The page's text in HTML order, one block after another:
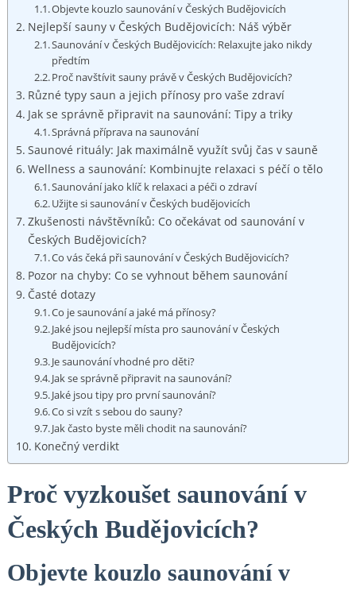
Objevte⁣ kouzlo saunování v Českých Budějovicích
Nejlepší ⁢sauny v Českých Budějovicích: Náš výběr
Saunování v Českých Budějovicích: Relaxujte ​jako nikdy
předtím
Proč navštívit⁢ sauny⁣ právě v Českých Budějovicích?
Různé typy saun a jejich přínosy ⁤pro vaše zdraví
Jak se ‍správně připravit ⁢na saunování: Tipy a triky
Správná příprava na saunování
Saunové rituály: Jak maximálně využít svůj čas v sauně
Wellness a saunování: Kombinujte relaxaci s péčí o tělo
Saunování ‍jako klíč k⁤ relaxaci a péči ‍o zdraví
Užijte ‌si saunování v Českých budějovicích
Zkušenosti návštěvníků: Co očekávat od saunování v ​
Českých Budějovicích?
Co vás čeká při⁣ saunování v ‌Českých Budějovicích?
Pozor na chyby: Co se⁤ vyhnout během saunování
Časté dotazy
Co je saunování⁤ a jaké má přínosy?
Jaké jsou nejlepší místa pro saunování v Českých
Budějovicích?
Je saunování vhodné ‌pro děti?
Jak se ⁢správně připravit na saunování?
Jaké jsou tipy pro první saunování?
Co si vzít s sebou do sauny?
Jak často byste měli chodit na‌ saunování?
Konečný​ verdikt
Proč vyzkoušet saunování v
Českých Budějovicích?
Objevte⁣ kouzlo saunování v